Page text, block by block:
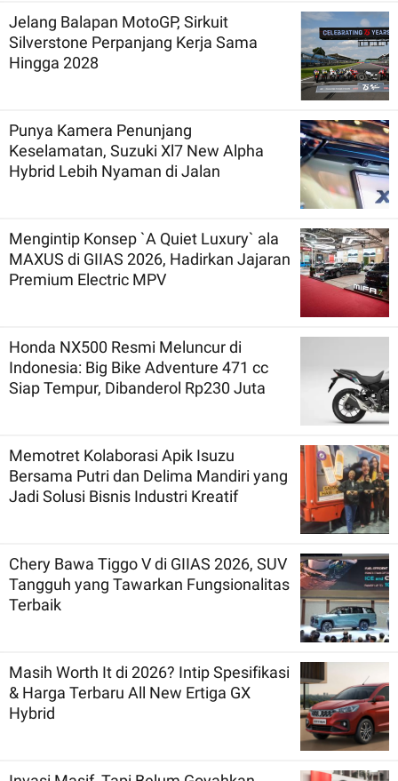
Jelang Balapan MotoGP, Sirkuit
Silverstone Perpanjang Kerja Sama
Hingga 2028
Punya Kamera Penunjang
Keselamatan, Suzuki Xl7 New Alpha
Hybrid Lebih Nyaman di Jalan
Mengintip Konsep `A Quiet Luxury` ala
MAXUS di GIIAS 2026, Hadirkan Jajaran
Premium Electric MPV
Honda NX500 Resmi Meluncur di
Indonesia: Big Bike Adventure 471 cc
Siap Tempur, Dibanderol Rp230 Juta
Memotret Kolaborasi Apik Isuzu
Bersama Putri dan Delima Mandiri yang
Jadi Solusi Bisnis Industri Kreatif
Chery Bawa Tiggo V di GIIAS 2026, SUV
Tangguh yang Tawarkan Fungsionalitas
Terbaik
Masih Worth It di 2026? Intip Spesifikasi
& Harga Terbaru All New Ertiga GX
Hybrid